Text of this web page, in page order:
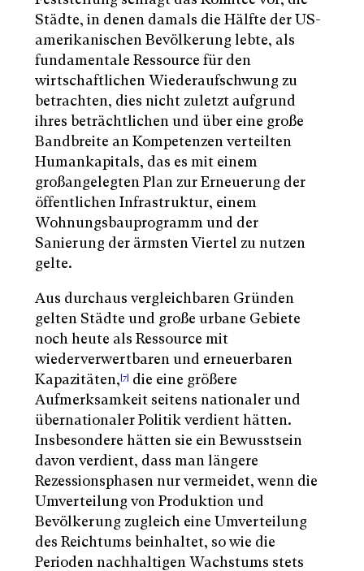
Städte, in denen damals die Hälfte der US-
amerikanischen Bevölkerung lebte, als
fundamentale Ressource für den
wirtschaftlichen Wiederaufschwung zu
betrachten, dies nicht zuletzt aufgrund
ihres beträchtlichen und über eine große
Bandbreite an Kompetenzen verteilten
Humankapitals, das es mit einem
großangelegten Plan zur Erneuerung der
öffentlichen Infrastruktur, einem
Wohnungsbauprogramm und der
Sanierung der ärmsten Viertel zu nutzen
gelte.
Aus durchaus vergleichbaren Gründen
gelten Städte und große urbane Gebiete
noch heute als Ressource mit
wiederverwertbaren und erneuerbaren
Kapazitäten,[7] die eine größere
Aufmerksamkeit seitens nationaler und
übernationaler Politik verdient hätten.
Insbesondere hätten sie ein Bewusstsein
davon verdient, dass man längere
Rezessionsphasen nur vermeidet, wenn die
Umverteilung von Produktion und
Bevölkerung zugleich eine Umverteilung
des Reichtums beinhaltet, so wie die
Perioden nachhaltigen Wachstums stets